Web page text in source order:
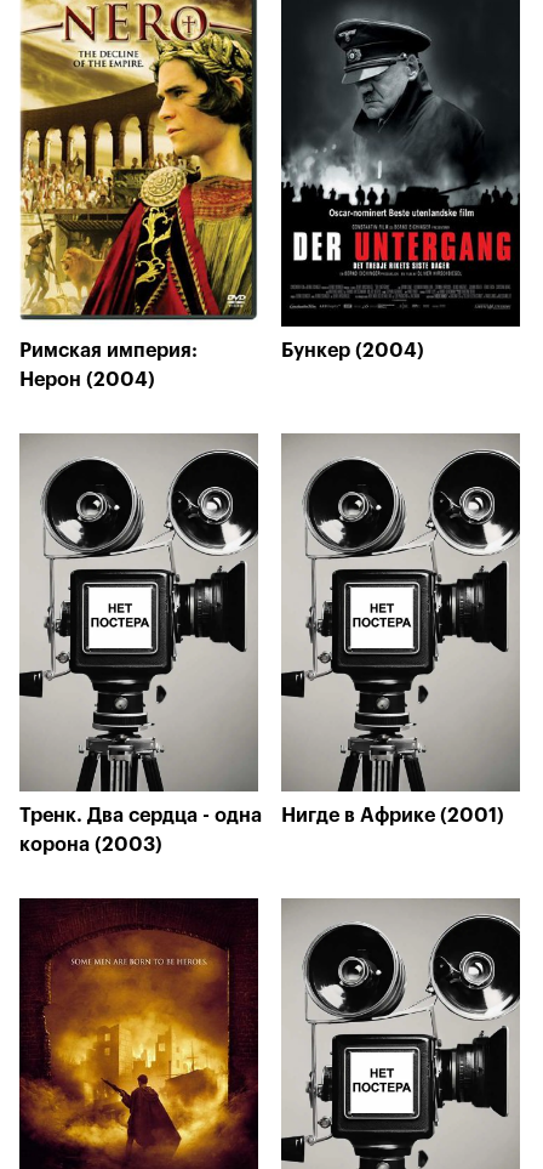
Римская империя:
Нерон (2004)
Бункер (2004)
Тренк. Два сердца - одна
корона (2003)
Нигде в Африке (2001)